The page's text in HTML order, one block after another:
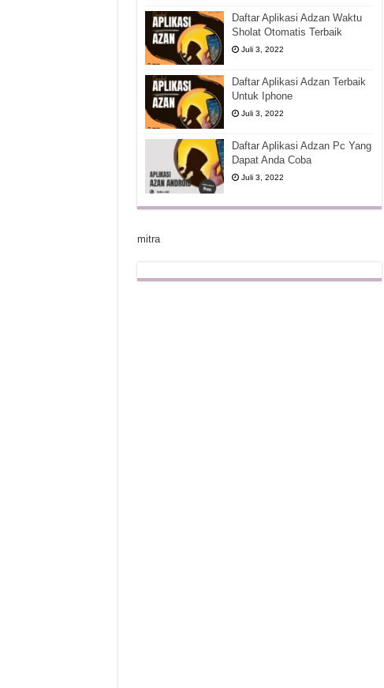
Daftar Aplikasi Adzan Waktu
Sholat Otomatis Terbaik
Juli 3, 2022
Daftar Aplikasi Adzan Terbaik
Untuk Iphone
Juli 3, 2022
Daftar Aplikasi Adzan Pc Yang
Dapat Anda Coba
Juli 3, 2022
mitra